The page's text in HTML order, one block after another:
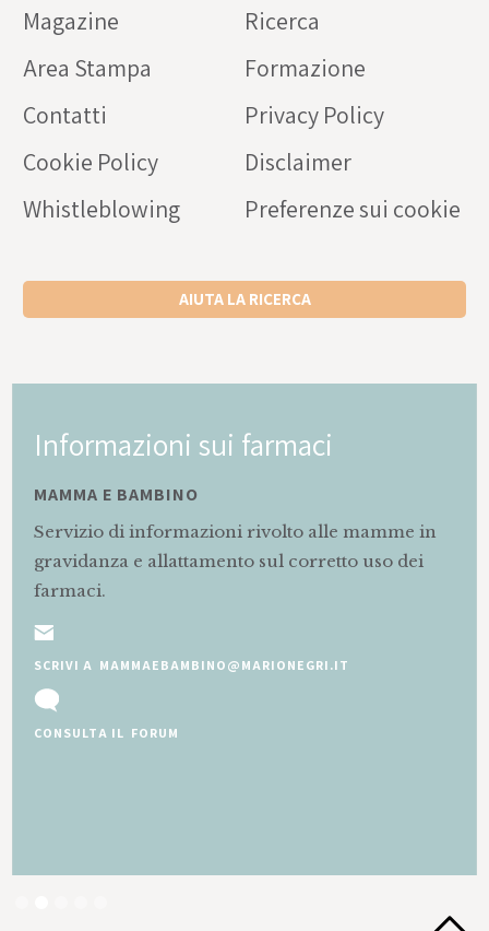
Magazine
Ricerca
Area Stampa
Formazione
Contatti
Privacy Policy
Cookie Policy
Disclaimer
Whistleblowing
Preferenze sui cookie
AIUTA LA RICERCA
Informazioni sui farmaci
MAMMA E BAMBINO
Servizio di informazioni rivolto alle mamme in
gravidanza e allattamento sul corretto uso dei
farmaci.
SCRIVI A MAMMAEBAMBINO@MARIONEGRI.IT
CONSULTA IL FORUM